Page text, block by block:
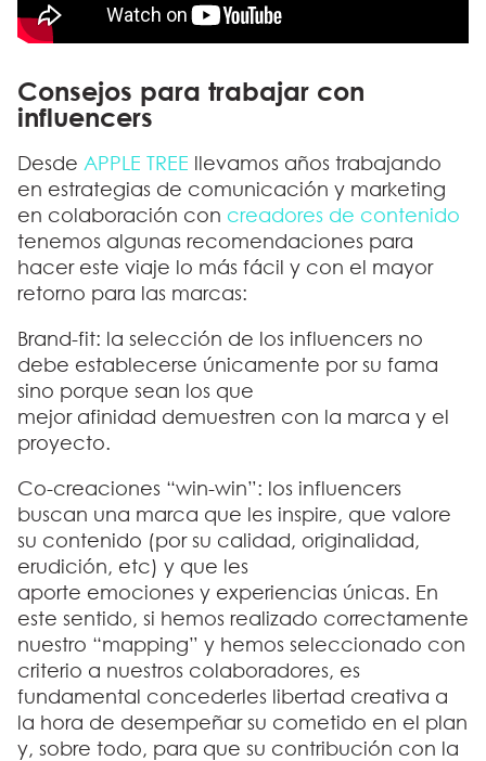
Consejos para trabajar con
influencers
Desde APPLE TREE llevamos años trabajando
en estrategias de comunicación y marketing
en colaboración con creadores de contenido
tenemos algunas recomendaciones para
hacer este viaje lo más fácil y con el mayor
retorno para las marcas:
Brand-fit: la selección de los influencers no
debe establecerse únicamente por su fama
sino porque sean los que
mejor afinidad demuestren con la marca y el
proyecto.
Co-creaciones “win-win”: los influencers
buscan una marca que les inspire, que valore
su contenido (por su calidad, originalidad,
erudición, etc) y que les
aporte emociones y experiencias únicas. En
este sentido, si hemos realizado correctamente
nuestro “mapping” y hemos seleccionado con
criterio a nuestros colaboradores, es
fundamental concederles libertad creativa a
la hora de desempeñar su cometido en el plan
y, sobre todo, para que su contribución con la